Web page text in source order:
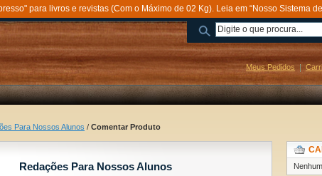
para livros e revistas (Com o Máximo de 02 Kg). Leia em “Nosso Sistema
Meus Pedidos
Para Nossos Alunos / Comentar Produto
Redações Para Nossos Alunos